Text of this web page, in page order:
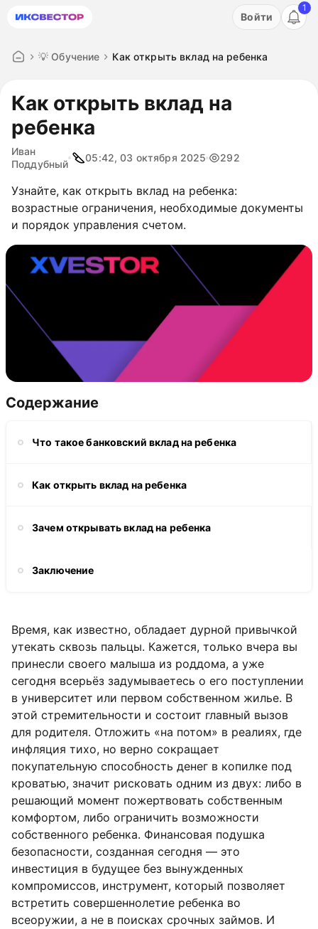
Акция: бесплатный пробный период на 3 дня!
Войти
1
💡 Обучение Как открыть вклад на ребенка
Как открыть вклад на
ребенка
Иван
Поддубный
05:42, 03 октября 2025 292
Узнайте, как открыть вклад на ребенка:
возрастные ограничения, необходимые документы
и порядок управления счетом.
Содержание
Что такое банковский вклад на ребенка
Как открыть вклад на ребенка
Зачем открывать вклад на ребенка
Заключение
Время, как известно, обладает дурной привычкой
утекать сквозь пальцы. Кажется, только вчера вы
принесли своего малыша из роддома, а уже
сегодня всерьёз задумываетесь о его поступлении
в университет или первом собственном жилье. В
этой стремительности и состоит главный вызов
для родителя. Отложить «на потом» в реалиях, где
инфляция тихо, но верно сокращает
покупательную способность денег в копилке под
кроватью, значит рисковать одним из двух: либо в
решающий момент пожертвовать собственным
комфортом, либо ограничить возможности
собственного ребенка. Финансовая подушка
безопасности, созданная сегодня — это
инвестиция в будущее без вынужденных
компромиссов, инструмент, который позволяет
встретить совершеннолетие ребенка во
всеоружии, а не в поисках срочных займов. И